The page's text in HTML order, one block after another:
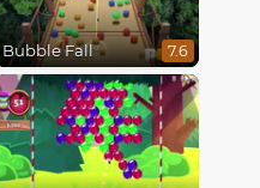
Bubble Fall 7.6